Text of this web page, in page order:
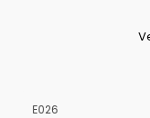
E026